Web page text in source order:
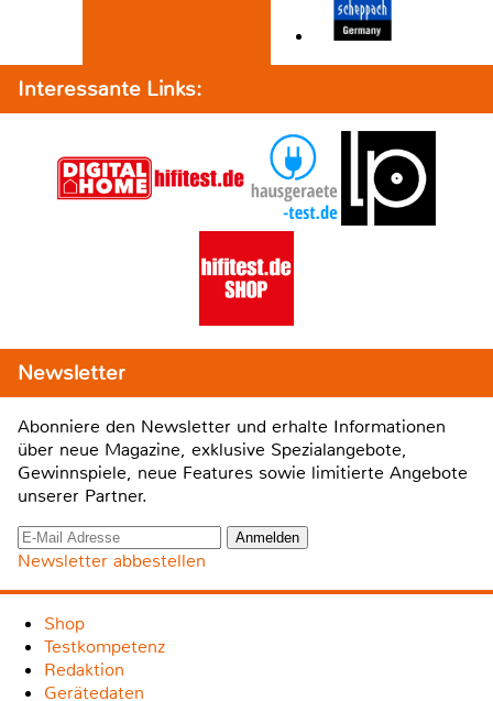
Interessante Links:
Newsletter
Abonniere den Newsletter und erhalte Informationen
über neue Magazine, exklusive Spezialangebote,
Gewinnspiele, neue Features sowie limitierte Angebote
unserer Partner.
Newsletter abbestellen
Shop
Testkompetenz
Redaktion
Gerätedaten